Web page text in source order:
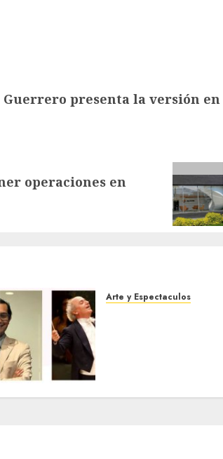
Guerrero presenta la versión en
operaciones en
Arte y Espectaculos
5 DE AGOSTO DE 2026